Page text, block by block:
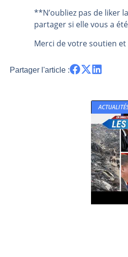
**N’oubliez pas de liker
partager si elle vous a
Merci de votre soutien
Partager l'article :